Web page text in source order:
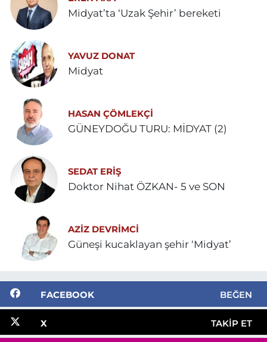
Midyat’ta ‘Uzak Şehir’ bereketi
YAVUZ DONAT
Midyat
HASAN ÇÖMLEKÇİ
GÜNEYDOĞU TURU: MİDYAT (2)
SEDAT ERİŞ
Doktor Nihat ÖZKAN- 5 ve SON
AZIZ DEVRIMCI
Güneşi kucaklayan şehir ‘Midyat’
FACEBOOK BEĞEN
X TAKIP ET